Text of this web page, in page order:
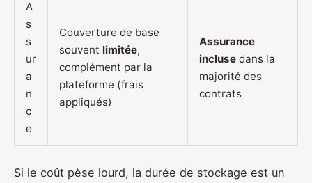
A
s
s
ur
a
n
c
e
Couverture de base
souvent limitée,
complément par la
plateforme (frais
appliqués)
Assurance
incluse dans la
majorité des
contrats
Si le coût pèse lourd, la durée de stockage est un